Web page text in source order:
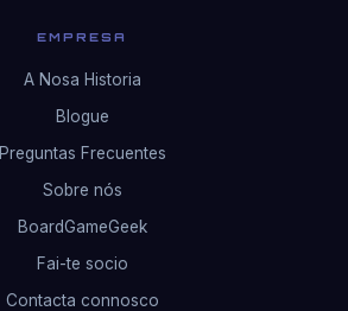
EMPRESA
A Nosa Historia
Blogue
Preguntas Frecuentes
Sobre nós
BoardGameGeek
Fai-te socio
Contacta connosco